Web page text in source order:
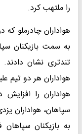
را ملتهب کرد.
هواداران چادرملو که
به سمت بازیکنان
تندتری نشان
هواداران هر دو تیم
هواداران را
سپاهان، هواداران
به بازیکنان